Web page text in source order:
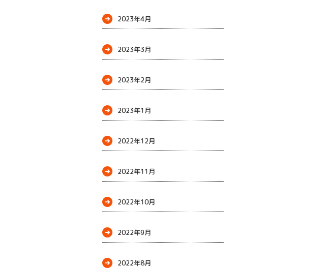
2023年4月
2023年3月
2023年2月
2023年1月
2022年12月
2022年11月
2022年10月
2022年9月
2022年8月